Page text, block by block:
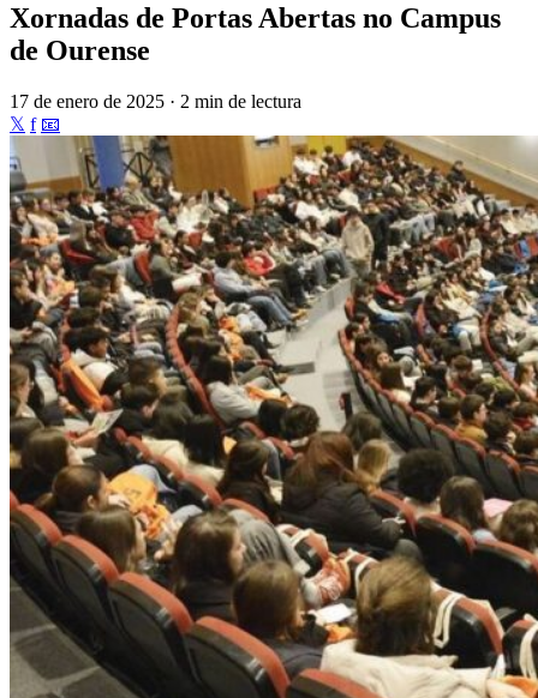
Xornadas de Portas Abertas no Campus
de Ourense
17 de enero de 2025 · 2 min de lectura
𝕏 f 📧